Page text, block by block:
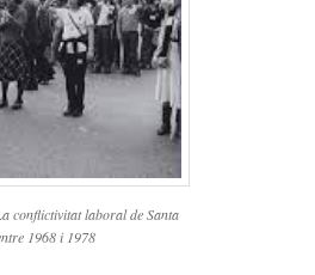
conflictivitat laboral de Santa
1968 i 1978